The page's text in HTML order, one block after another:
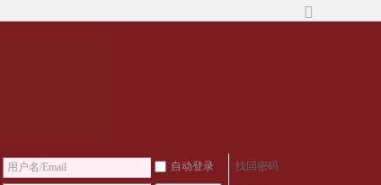
自动登录 找回密码